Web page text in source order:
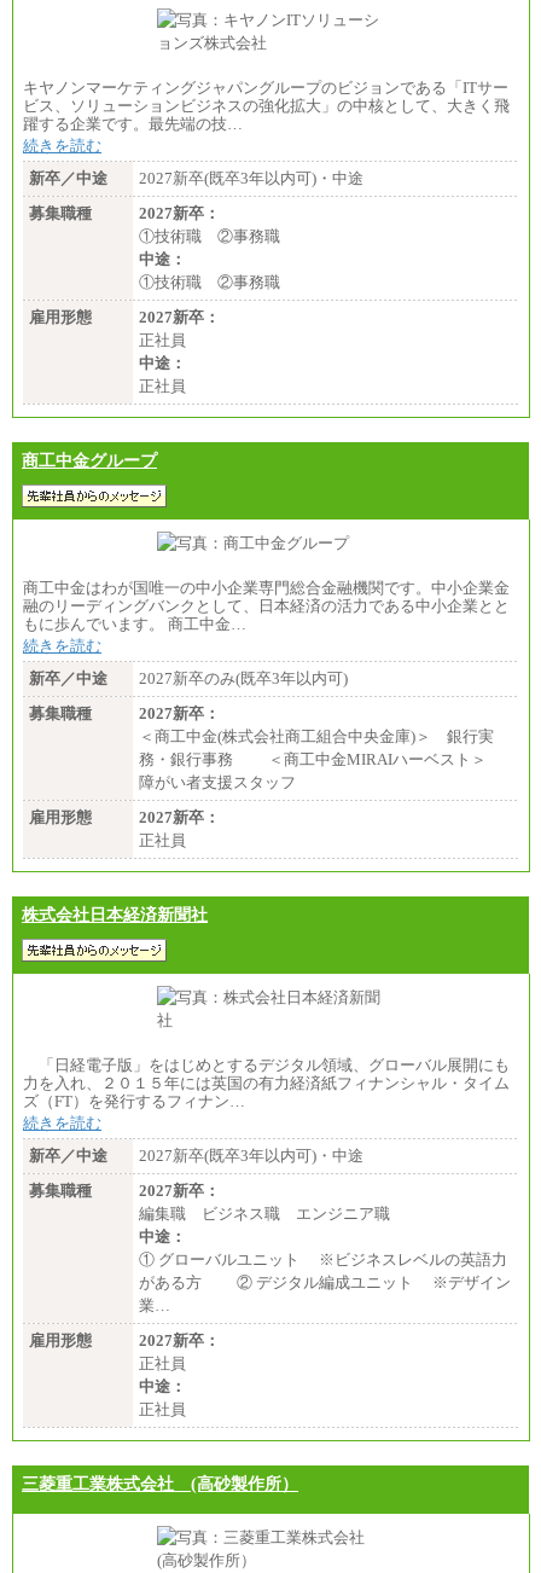
キヤノンマーケティングジャパングループのビジョンである「ITサー
ビス、ソリューションビジネスの強化拡大」の中核として、大きく飛
躍する企業です。最先端の技…
続きを読む
新卒／中途
2027新卒(既卒3年以内可)・中途
募集職種
2027新卒：
①技術職 ②事務職
中途：
①技術職 ②事務職
雇用形態
2027新卒：
正社員
中途：
正社員
商工中金グループ
商工中金はわが国唯一の中小企業専門総合金融機関です。中小企業金
融のリーディングバンクとして、日本経済の活力である中小企業とと
もに歩んでいます。 商工中金…
続きを読む
新卒／中途
2027新卒のみ(既卒3年以内可)
募集職種
2027新卒：
＜商工中金(株式会社商工組合中央金庫)＞ 銀行実
務・銀行事務 ＜商工中金MIRAIハーベスト＞
障がい者支援スタッフ
雇用形態
2027新卒：
正社員
株式会社日本経済新聞社
「日経電子版」をはじめとするデジタル領域、グローバル展開にも
力を入れ、２０１５年には英国の有力経済紙フィナンシャル・タイム
ズ（FT）を発行するフィナン…
続きを読む
新卒／中途
2027新卒(既卒3年以内可)・中途
募集職種
2027新卒：
編集職 ビジネス職 エンジニア職
中途：
① グローバルユニット ※ビジネスレベルの英語力
がある方 ② デジタル編成ユニット ※デザイン
業…
雇用形態
2027新卒：
正社員
中途：
正社員
三菱重工業株式会社 (高砂製作所）